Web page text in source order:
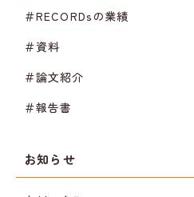
＃RECORDsの業績
＃資料
＃論文紹介
＃報告書
お知らせ